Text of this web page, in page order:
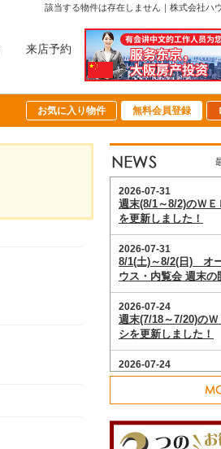
該当する物件は存在しません｜株式会社ハ
来店予約
お気に入り物件 無料会員登録